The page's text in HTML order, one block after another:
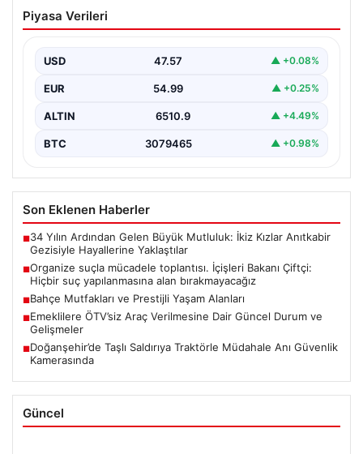
İçişleri Bakanı Çiftçi: Hiçbir suç
Piyasa Verileri
USD 47.57 ▲ +0.08%
EUR 54.99 ▲ +0.25%
ALTIN 6510.9 ▲ +4.49%
BTC 3079465 ▲ +0.98%
Son Eklenen Haberler
■34 Yılın Ardından Gelen Büyük Mutluluk: İkiz Kızlar Anıtkabir
Gezisiyle Hayallerine Yaklaştılar
■Organize suçla mücadele toplantısı. İçişleri Bakanı Çiftçi:
Hiçbir suç yapılanmasına alan bırakmayacağız
■Bahçe Mutfakları ve Prestijli Yaşam Alanları
■Emeklilere ÖTV’siz Araç Verilmesine Dair Güncel Durum ve
Gelişmeler
■Doğanşehir’de Taşlı Saldırıya Traktörle Müdahale Anı Güvenlik
Kamerasında
Güncel